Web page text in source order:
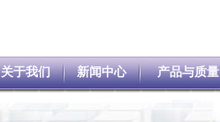
关于我们 新闻中心 产品与质量